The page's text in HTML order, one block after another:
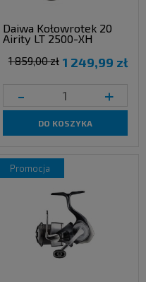
Daiwa Kołowrotek 20
Airity LT 2500-XH
1 249,99 zł
1 859,00 zł
- +
DO KOSZYKA
promocja